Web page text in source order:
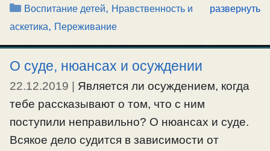
ограничениях свободы, о свободе, правах и
ювенальных технологиях. Об обучении детей
борьбе со страстями.
Рубрики
Воспитание детей, Нравственность и
аскетика, Переживание
развернуть
О суде, нюансах и осуждении
22.12.2019
Является ли осуждением, когда
тебе рассказывают о том, что с ним
поступили неправильно? О нюансах и суде.
Всякое дело судится в зависимости от